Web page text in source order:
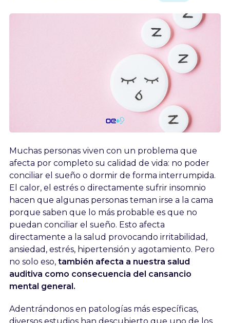
Muchas personas viven con un problema que
afecta por completo su calidad de vida: no poder
conciliar el sueño o dormir de forma interrumpida.
El calor, el estrés o directamente sufrir insomnio
hacen que algunas personas teman irse a la cama
porque saben que lo más probable es que no
puedan conciliar el sueño. Esto afecta
directamente a la salud provocando irritabilidad,
ansiedad, estrés, hipertensión y agotamiento. Pero
no solo eso, también afecta a nuestra salud
auditiva como consecuencia del cansancio
mental general.
Adentrándonos en patologías más específicas,